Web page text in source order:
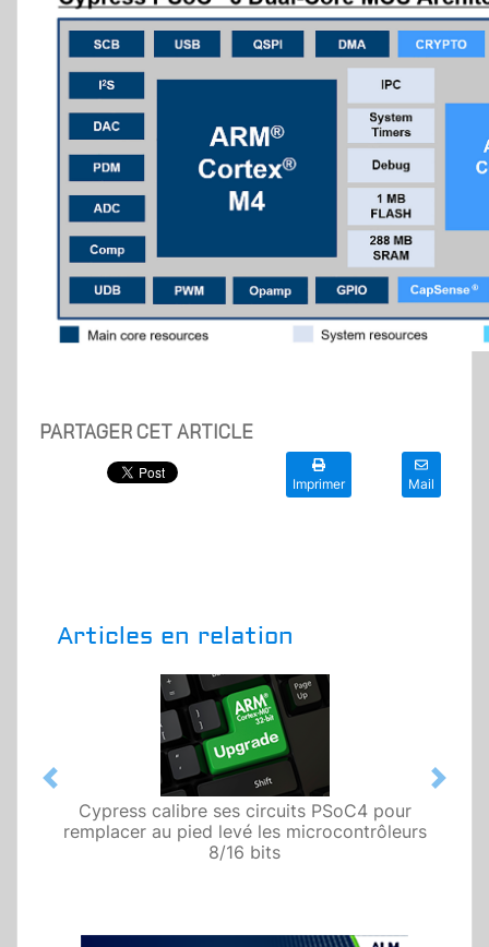
PARTAGER CET ARTICLE
Imprimer Mail
Articles en relation
Cypress calibre ses circuits PSoC4 pour
remplacer au pied levé les microcontrôleurs
8/16 bits
Previous Next